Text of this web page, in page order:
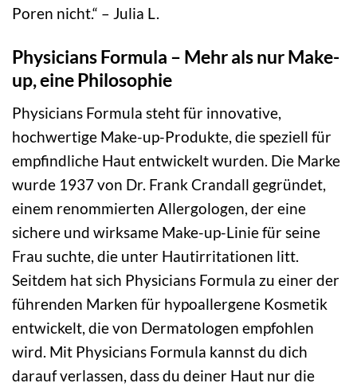
Poren nicht.“ – Julia L.
Physicians Formula – Mehr als nur Make-
up, eine Philosophie
Physicians Formula steht für innovative,
hochwertige Make-up-Produkte, die speziell für
empfindliche Haut entwickelt wurden. Die Marke
wurde 1937 von Dr. Frank Crandall gegründet,
einem renommierten Allergologen, der eine
sichere und wirksame Make-up-Linie für seine
Frau suchte, die unter Hautirritationen litt.
Seitdem hat sich Physicians Formula zu einer der
führenden Marken für hypoallergene Kosmetik
entwickelt, die von Dermatologen empfohlen
wird. Mit Physicians Formula kannst du dich
darauf verlassen, dass du deiner Haut nur die